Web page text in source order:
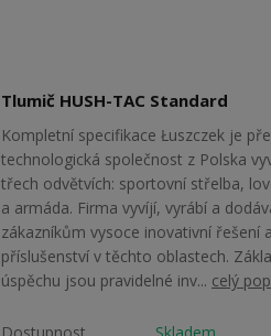
Tlumič HUSH-TAC Standard
Kompletní specifikace Łuszczek je
technologická společnost z Polska
třech odvětvích: sportovní střelba,
a armáda. Firma vyvíjí, vyrábí a
zákazníkům vysoce inovativní řešení a
příslušenství v těchto oblastech.
úspěchu jsou pravidelné inv... celý